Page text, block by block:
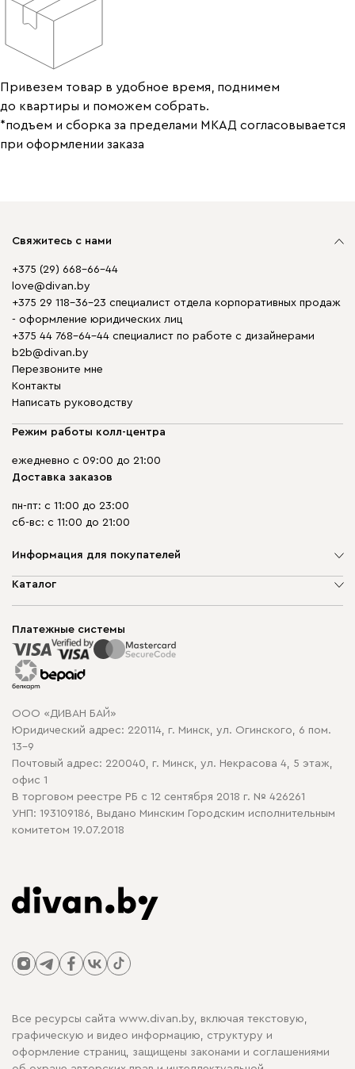
Привезем товар в удобное время, поднимем
до квартиры и поможем собрать.
*подъем и сборка за пределами МКАД согласовывается
при оформлении заказа
Свяжитесь с нами
+375 (29) 668-66-44
love@divan.by
+375 29 118-36-23 специалист отдела корпоративных продаж
- оформление юридических лиц
+375 44 768-64-44 специалист по работе с дизайнерами
b2b@divan.by
Перезвоните мне
Контакты
Написать руководству
Режим работы колл-центра
ежедневно с 09:00 до 21:00
Доставка заказов
пн-пт: с 11:00 до 23:00
сб-вс: с 11:00 до 21:00
Информация для покупателей
О компании
Способы оплаты
Рассрочка и кредит
Гарантия
Карта сайта
Политика конфиденциальности
Политика в отношении обработки cookie
Каталог
Корпусная мебель
Распродажа мебели
Платежные системы
ООО «ДИВАН БАЙ»
Юридический адрес: 220114, г. Минск, ул. Огинского, 6 пом.
13-9
Почтовый адрес: 220040, г. Минск, ул. Некрасова 4, 5 этаж,
офис 1
В торговом реестре РБ с 12 сентября 2018 г. № 426261
УНП: 193109186, Выдано Минским Городским исполнительным
комитетом 19.07.2018
Все ресурсы сайта www.divan.by, включая текстовую,
графическую и видео информацию, структуру и
оформление страниц, защищены законами и соглашениями